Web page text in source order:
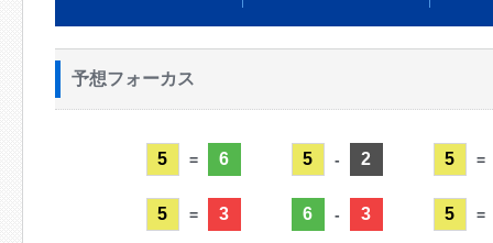
予想フォーカス
5 = 6
5 = 3
5 - 2
6 - 3
5 =
5 =